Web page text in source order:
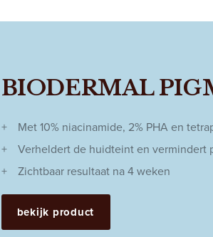
BIODERMAL
Met 10% niacinamide, 2% PHA en
Verheldert de huidteint en vermindert
Zichtbaar resultaat na 4 weken
bekijk product